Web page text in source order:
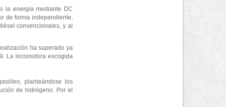
la energía mediante DC
de forma independiente,
convencionales, y al
ha superado ya
La locomotora escogida
planteándose los
de hidrógeno. Por el